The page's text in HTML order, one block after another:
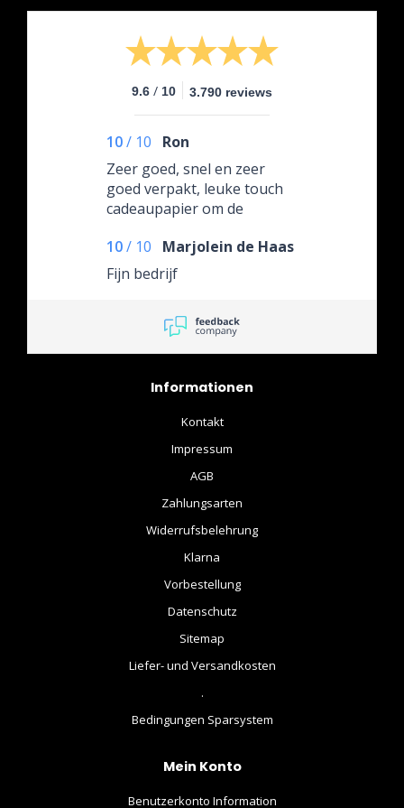
9.6 / 10 3.790 reviews
10/ 10
Ron
Zeer goed, snel en zeer
goed verpakt, leuke touch
cadeaupapier om de
10/ 10
Marjolein de Haas
Fijn bedrijf
Informationen
Kontakt
Impressum
AGB
Zahlungsarten
Widerrufsbelehrung
Klarna
Vorbestellung
Datenschutz
Sitemap
Liefer- und Versandkosten
.
Bedingungen Sparsystem
Mein Konto
Benutzerkonto Information